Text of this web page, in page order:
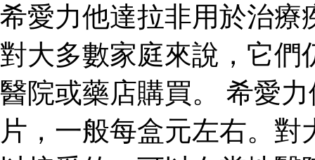
希愛力他達拉非用於治療
對大多數家庭來說，它們
醫院或藥店購買。 希愛
片，一般每盒元左右。